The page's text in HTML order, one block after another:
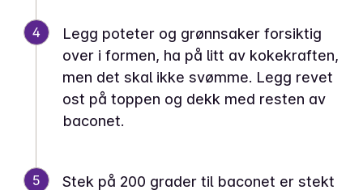
4
Legg poteter og grønnsaker forsiktig
over i formen, ha på litt av kokekraften,
men det skal ikke svømme. Legg revet
ost på toppen og dekk med resten av
baconet.
5 Stek på 200 grader til baconet er stekt